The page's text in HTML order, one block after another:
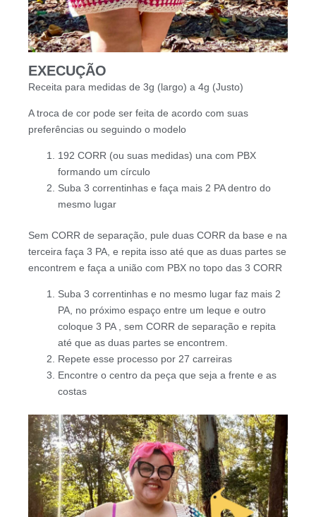
EXECUÇÃO
Receita para medidas de 3g (largo) a 4g (Justo)
A troca de cor pode ser feita de acordo com suas
preferências ou seguindo o modelo
192 CORR (ou suas medidas) una com PBX
formando um círculo
Suba 3 correntinhas e faça mais 2 PA dentro do
mesmo lugar
Sem CORR de separação, pule duas CORR da base e na
terceira faça 3 PA, e repita isso até que as duas partes se
encontrem e faça a união com PBX no topo das 3 CORR
Suba 3 correntinhas e no mesmo lugar faz mais 2
PA, no próximo espaço entre um leque e outro
coloque 3 PA , sem CORR de separação e repita
até que as duas partes se encontrem.
Repete esse processo por 27 carreiras
Encontre o centro da peça que seja a frente e as
costas